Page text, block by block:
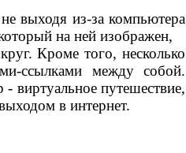
выходя из-за компьютера
на ней изображен,
Кроме того, несколько
ссылками между собой.
виртуальное путешествие,
в интернет.